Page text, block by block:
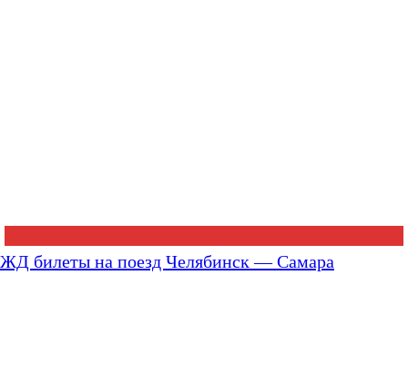
ЖД билеты на поезд Челябинск — Самара